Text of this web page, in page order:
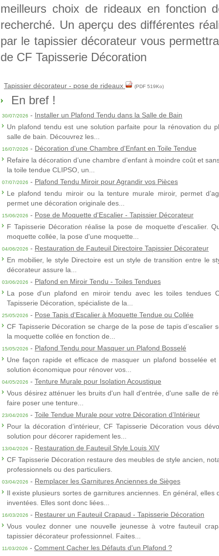
meilleurs choix de rideaux en fonction
recherché. Un aperçu des différentes
par le tapissier décorateur vous
de CF Tapisserie Décoration
Tapissier décorateur - pose de rideaux (PDF 519Ko)
En bref !
30/07/2026 - Installer un Plafond Tendu dans la Salle de Bain
Un plafond tendu est une solution parfaite pour la rénovation du
salle de bain. Découvrez les...
16/07/2026 - Décoration d'une Chambre d'Enfant en Toile Tendue
Refaire la décoration d’une chambre d’enfant à moindre coût et
la toile tendue CLIPSO, un...
07/07/2026 - Plafond Tendu Miroir pour Agrandir vos Pièces
Le plafond tendu miroir ou la tenture murale miroir, permet
permet une décoration originale des...
15/06/2026 - Pose de Moquette d'Escalier - Tapissier Décorateur
F Tapisserie Décoration réalise la pose de moquette d'escalier.
moquette collée, la pose d'une moquette...
04/06/2026 - Restauration de Fauteuil Directoire Tapissier Décorateur
En mobilier, le style Directoire est un style de transition entre le
décorateur assure la...
03/06/2026 - Plafond en Miroir Tendu - Toiles Tendues
La pose d'un plafond en miroir tendu avec les toiles tendues
Tapisserie Décoration, spécialiste de la...
25/05/2026 - Pose Tapis d'Escalier à Moquette Tendue ou Collée
CF Tapisserie Décoration se charge de la pose de tapis
la moquette collée en fonction de...
15/05/2026 - Plafond Tendu pour Masquer un Plafond Bosselé
Une façon rapide et efficace de masquer un plafond bosselée
solution économique pour rénover vos...
04/05/2026 - Tenture Murale pour Isolation Acoustique
Vous désirez atténuer les bruits d'un hall d'entrée, d'une salle de
faire poser une tenture...
23/04/2026 - Toile Tendue Murale pour votre Décoration d’Intérieur
Pour la décoration d’intérieur, CF Tapisserie Décoration vous
solution pour décorer rapidement les...
13/04/2026 - Restauration de Fauteuil Style Louis XIV
CF Tapisserie Décoration restaure des meubles de style ancien,
professionnels ou des particuliers.
03/04/2026 - Remplacer les Garnitures Anciennes de Sièges
Il existe plusieurs sortes de garnitures anciennes. En général, elles
inventées. Elles sont donc liées...
16/03/2026 - Restaurer un Fauteuil Crapaud - Tapisserie Décoration
Vous voulez donner une nouvelle jeunesse à votre fauteuil
tapissier décorateur professionnel. Faites...
11/03/2026 - Comment Cacher les Défauts d'un Plafond ?